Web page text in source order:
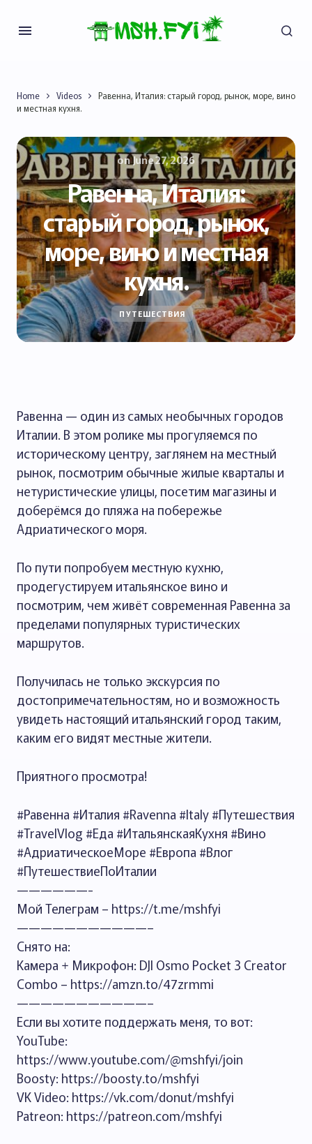
Home Videos
Равенна, Италия: старый город, рынок, море, вино
и местная кухня.
onJune 27, 2026
Равенна, Италия:
старый город, рынок,
море, вино и местная
кухня.
ПУТЕШЕСТВИЯ
Равенна — один из самых необычных городов
Италии. В этом ролике мы прогуляемся по
историческому центру, заглянем на местный
рынок, посмотрим обычные жилые кварталы и
нетуристические улицы, посетим магазины и
доберёмся до пляжа на побережье
Адриатического моря.
По пути попробуем местную кухню,
продегустируем итальянское вино и
посмотрим, чем живёт современная Равенна за
пределами популярных туристических
маршрутов.
Получилась не только экскурсия по
достопримечательностям, но и возможность
увидеть настоящий итальянский город таким,
каким его видят местные жители.
Приятного просмотра!
#Равенна #Италия #Ravenna #Italy #Путешествия
#TravelVlog #Еда #ИтальянскаяКухня #Вино
#АдриатическоеМоре #Европа #Влог
#ПутешествиеПоИталии
——————-
Мой Телеграм – https://t.me/mshfyi
———————————–
Снято на:
Камера + Микрофон: DJI Osmo Pocket 3 Creator
Combo – https://amzn.to/47zrmmi
———————————–
Если вы хотите поддержать меня, то вот:
YouTube:
https://www.youtube.com/@mshfyi/join
Boosty: https://boosty.to/mshfyi
VK Video: https://vk.com/donut/mshfyi
Patreon: https://patreon.com/mshfyi